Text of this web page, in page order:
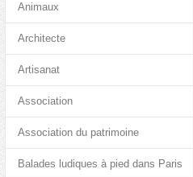
Animaux
Architecte
Artisanat
Association
Association du patrimoine
Balades ludiques à pied dans Paris